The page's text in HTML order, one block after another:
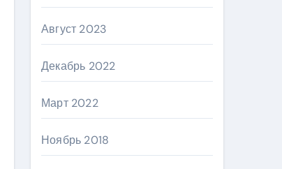
Август 2023
Декабрь 2022
Март 2022
Ноябрь 2018